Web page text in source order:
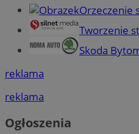
Orzeczenie
Tworzenie
Skoda
reklama
reklama
Ogłoszenia